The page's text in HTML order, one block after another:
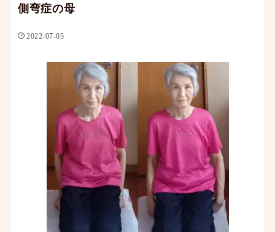
側弯症の母
2022-07-05